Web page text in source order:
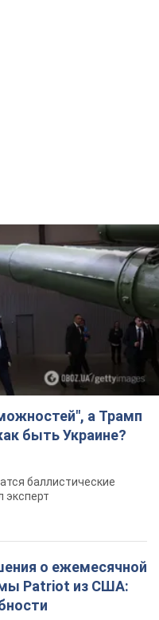
а Трамп
быть Украине?
баллистические
эксперт
о ежемесячной
Patriot из США: